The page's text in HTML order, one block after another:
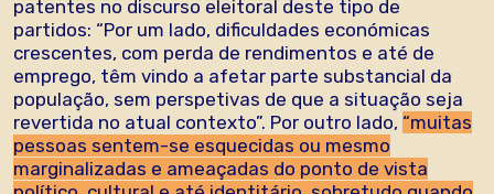
patentes no discurso eleitoral deste tipo de
partidos: “Por um lado, dificuldades económicas
crescentes, com perda de rendimentos e até de
emprego, têm vindo a afetar parte substancial da
população, sem perspetivas de que a situação seja
revertida no atual contexto”. Por outro lado, “muitas
pessoas sentem-se esquecidas ou mesmo
marginalizadas e ameaçadas do ponto de vista